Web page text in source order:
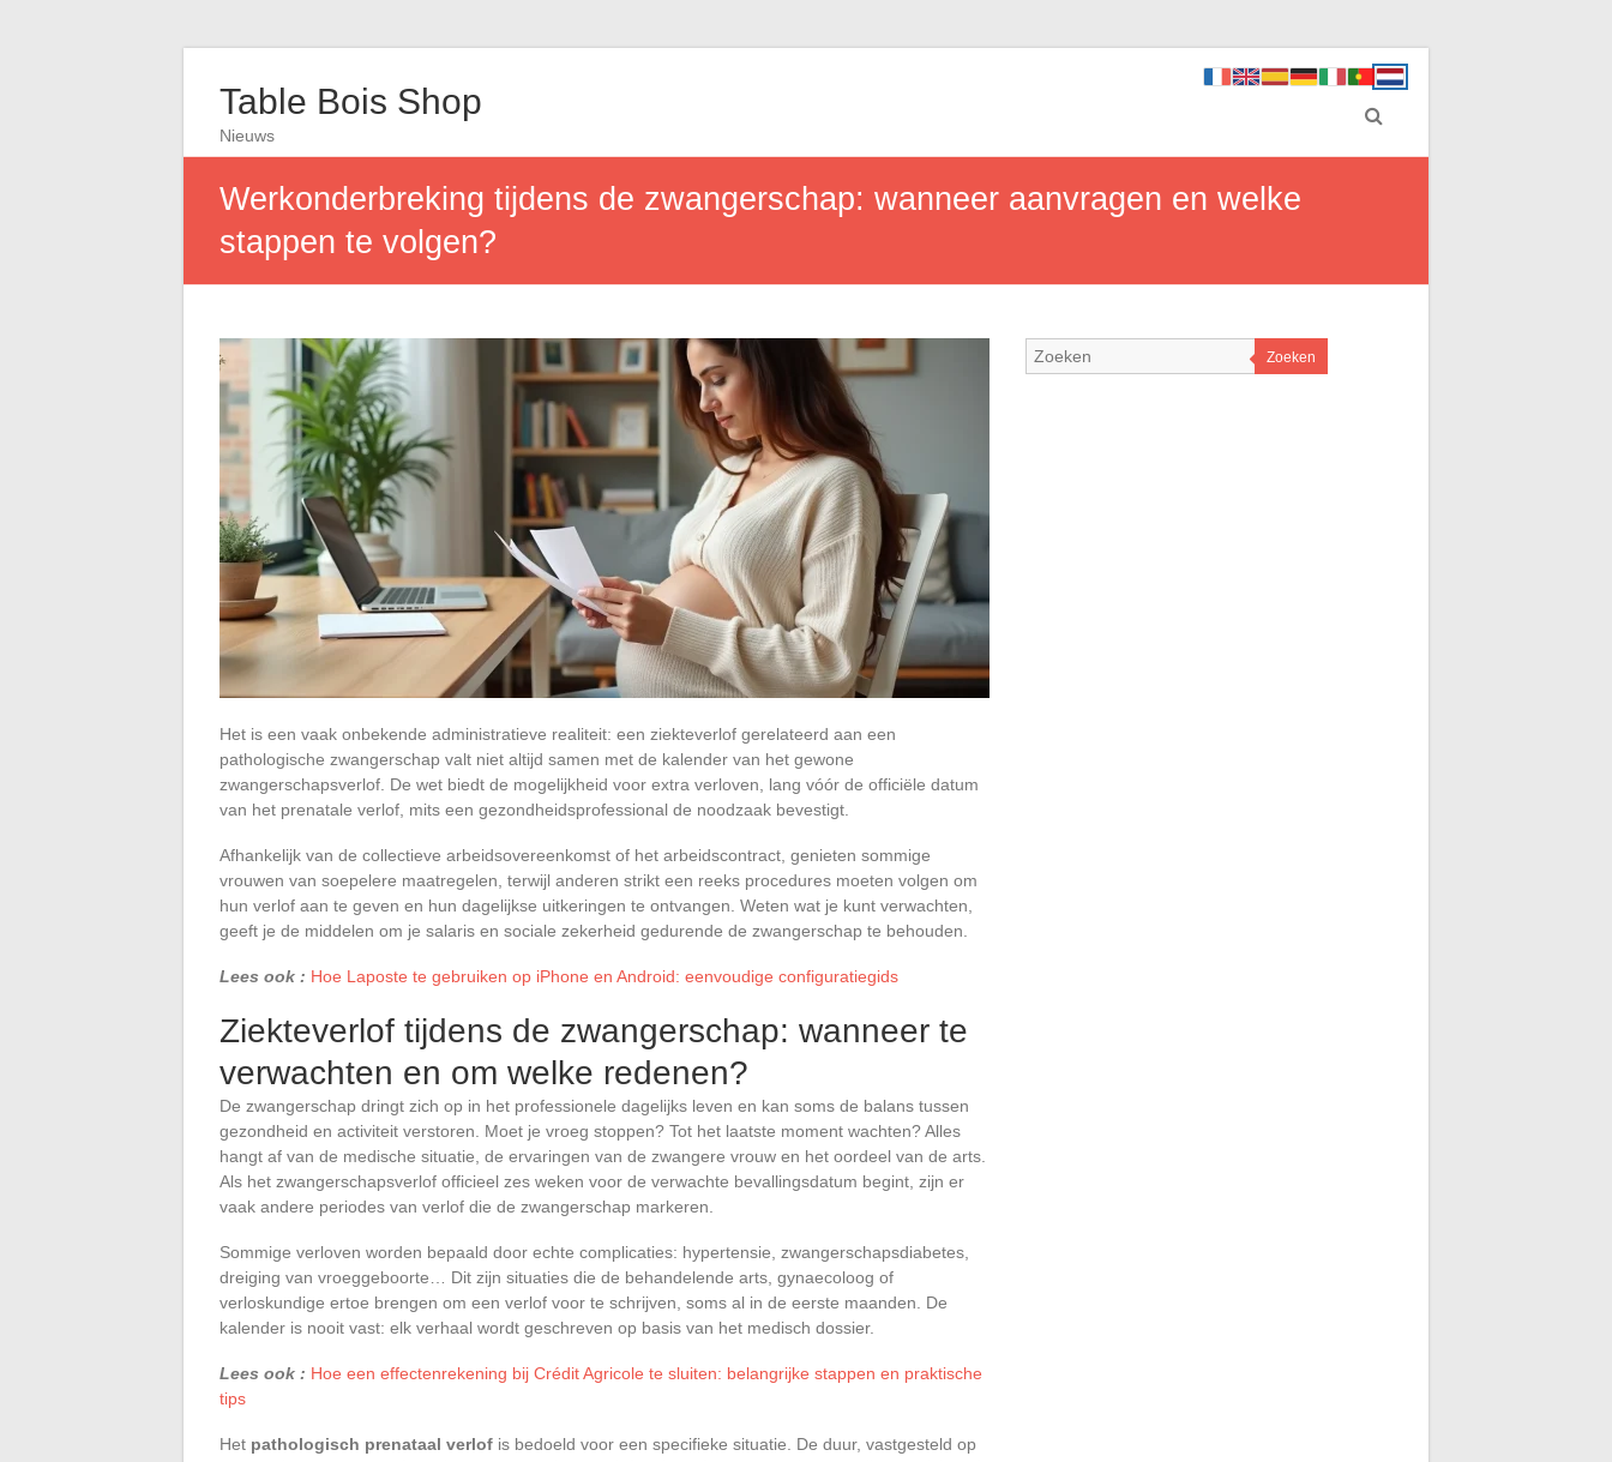
Table Bois Shop
Nieuws
Werkonderbreking tijdens de zwangerschap: wanneer aanvragen en welke
stappen te volgen?
Het is een vaak onbekende administratieve realiteit: een ziekteverlof gerelateerd aan een
pathologische zwangerschap valt niet altijd samen met de kalender van het gewone
zwangerschapsverlof. De wet biedt de mogelijkheid voor extra verloven, lang vóór de officiële datum
van het prenatale verlof, mits een gezondheidsprofessional de noodzaak bevestigt.
Afhankelijk van de collectieve arbeidsovereenkomst of het arbeidscontract, genieten sommige
vrouwen van soepelere maatregelen, terwijl anderen strikt een reeks procedures moeten volgen om
hun verlof aan te geven en hun dagelijkse uitkeringen te ontvangen. Weten wat je kunt verwachten,
geeft je de middelen om je salaris en sociale zekerheid gedurende de zwangerschap te behouden.
Lees ook : Hoe Laposte te gebruiken op iPhone en Android: eenvoudige configuratiegids
Ziekteverlof tijdens de zwangerschap: wanneer te
verwachten en om welke redenen?
De zwangerschap dringt zich op in het professionele dagelijks leven en kan soms de balans tussen
gezondheid en activiteit verstoren. Moet je vroeg stoppen? Tot het laatste moment wachten? Alles
hangt af van de medische situatie, de ervaringen van de zwangere vrouw en het oordeel van de arts.
Als het zwangerschapsverlof officieel zes weken voor de verwachte bevallingsdatum begint, zijn er
vaak andere periodes van verlof die de zwangerschap markeren.
Sommige verloven worden bepaald door echte complicaties: hypertensie, zwangerschapsdiabetes,
dreiging van vroeggeboorte… Dit zijn situaties die de behandelende arts, gynaecoloog of
verloskundige ertoe brengen om een verlof voor te schrijven, soms al in de eerste maanden. De
kalender is nooit vast: elk verhaal wordt geschreven op basis van het medisch dossier.
Lees ook : Hoe een effectenrekening bij Crédit Agricole te sluiten: belangrijke stappen en praktische
tips
Het pathologisch prenataal verlof is bedoeld voor een specifieke situatie. De duur, vastgesteld op
Zoeken